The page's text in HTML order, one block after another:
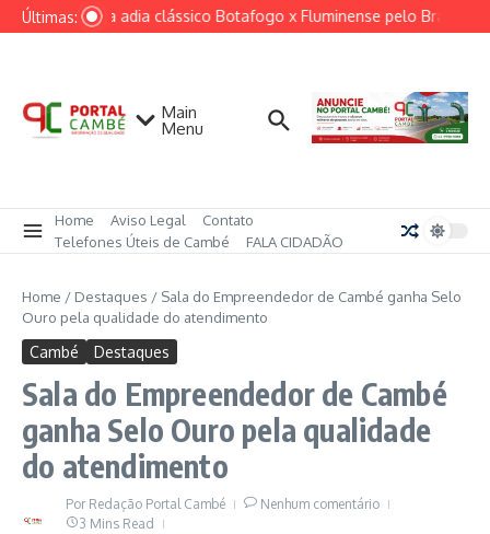
Ir para o conteúdo
Últimas:
Ventania adia clássico Botafogo x Fluminense pelo
Main
Menu
Home Aviso Legal
Contato
Telefones Úteis de Cambé
FALA CIDADÃO
Home / Destaques / Sala do Empreendedor de Cambé ganha Selo
Ouro pela qualidade do atendimento
Cambé Destaques
Sala do Empreendedor de Cambé
ganha Selo Ouro pela qualidade
do atendimento
Por Redação Portal Cambé
Nenhum comentário
3 Mins Read